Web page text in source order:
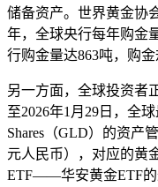
储备资产。世界黄金协
年，全球央行每年购金
行购金量达863吨，购
另一方面，全球投资者
至2026年1月29日，全
Shares（GLD）的资产
元人民币），对应的黄
ETF――华安黄金ETF的